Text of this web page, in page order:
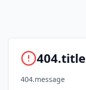
404.title
404.message